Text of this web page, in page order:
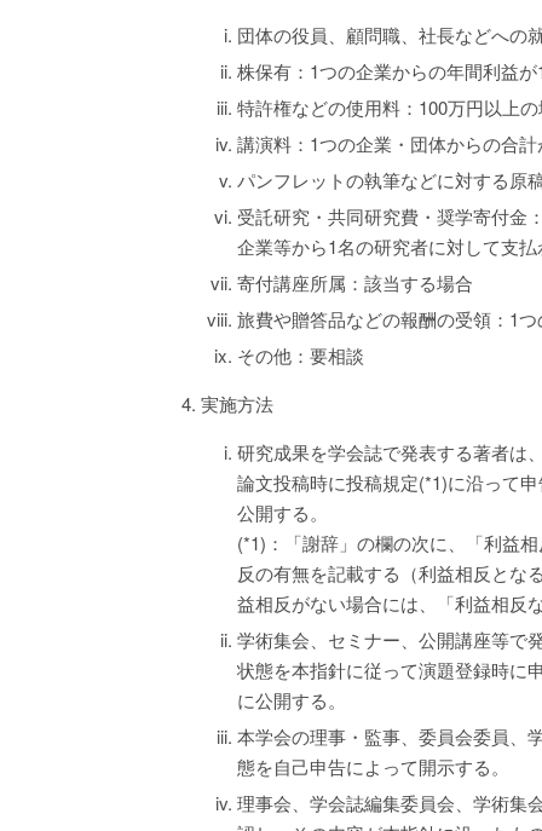
団体の役員、顧問職、社長などへの
株保有：1つの企業からの年間利益
特許権などの使用料：100万円以上
講演料：1つの企業・団体からの合
パンフレットの執筆などに対する原
受託研究・共同研究費・奨学寄付金
企業等から1名の研究者に対して支
寄付講座所属：該当する場合
旅費や贈答品などの報酬の受領：1
その他：要相談
実施方法
研究成果を学会誌で発表する著者は
論文投稿時に投稿規定(*1)に沿って
公開する。
(*1)：「謝辞」の欄の次に、「利益
反の有無を記載する（利益相反とな
益相反がない場合には、「利益相反
学術集会、セミナー、公開講座等で
状態を本指針に従って演題登録時に
に公開する。
本学会の理事・監事、委員会委員、
態を自己申告によって開示する。
理事会、学会誌編集委員会、学術集